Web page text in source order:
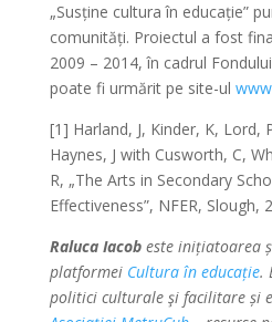
„Susține cultura în educație”
comunități. Proiectul a fost
2009 – 2014, în cadrul
poate fi urmărit pe site-ul
[1] Harland, J, Kinder, K, Lord,
Haynes, J with Cusworth, C,
R, „The Arts in Secondary
Effectiveness”, NFER, Slough,
Raluca Iacobeste inițiatoarea
platformei Cultura în educație.
politici culturale şi facilitare și